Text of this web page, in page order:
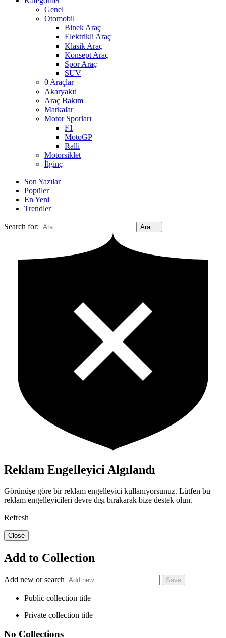
Genel
Otomobil
Binek Araç
Elektrikli Araç
Klasik Araç
Konsept Araç
Spor Araç
SUV
0 Araçlar
Akaryakıt
Araç Bakım
Markalar
Motor Sporları
F1
MotoGP
Ralli
Motorsiklet
İlginç
Son Yazılar
Popüler
En Yeni
Trendler
Search for: Ara ...
Reklam Engelleyici Algılandı
Görünüşe göre bir reklam engelleyici kullanıyorsunuz. Lütfen bu
reklam engelleyicileri devre dışı bırakarak bize destek olun.
Refresh
Close
Add to Collection
Add new or search
Public collection title
Private collection title
No Collections